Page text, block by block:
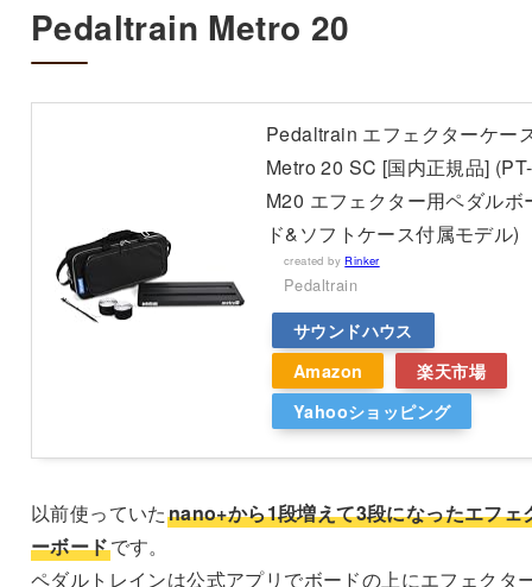
Pedaltrain Metro 20
Pedaltrain エフェクターケー
Metro 20 SC [国内正規品] (PT-
M20 エフェクター用ペダルボ
ド&ソフトケース付属モデル)
created byRinker
Pedaltrain
サウンドハウス
Amazon
楽天市場
Yahooショッピング
以前使っていたnano+から1段増えて3段になったエフェ
ーボードです。
ペダルトレインは公式アプリでボードの上にエフェクタ